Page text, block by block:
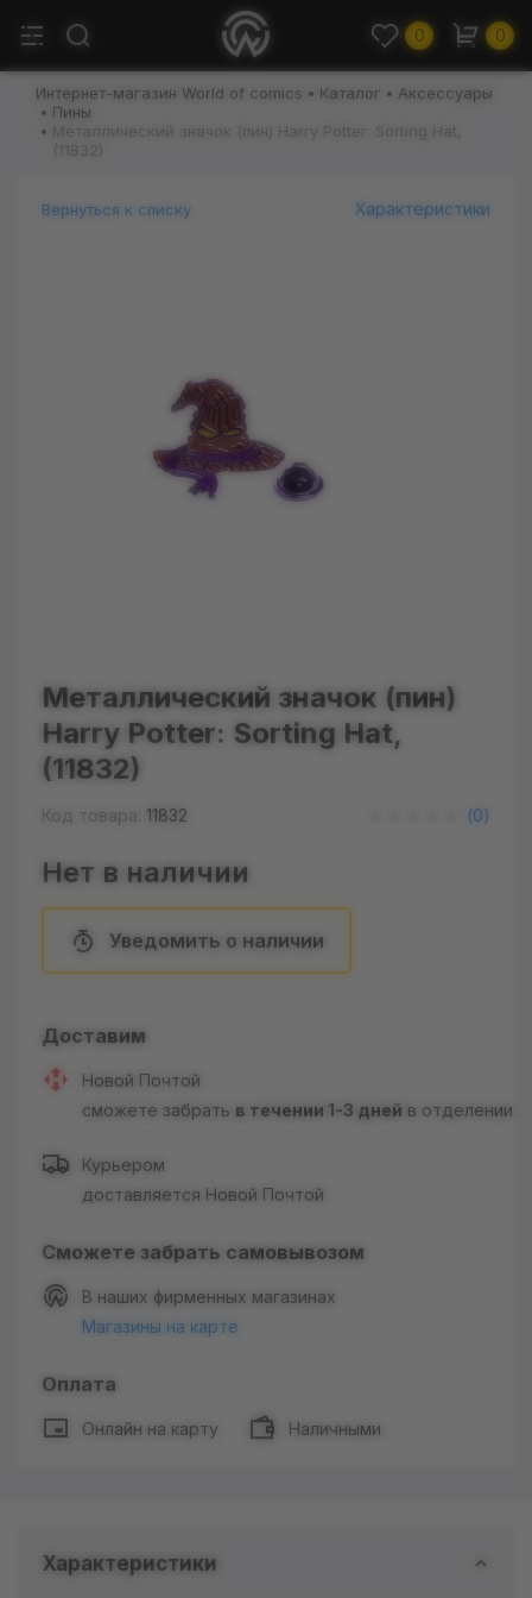
0 0
Интернет-магазин World of comics Каталог
Аксессуары
Пины
Металлический значок (пин) Harry Potter: Sorting Hat,
Вернуться к списку Характеристики
Металлический значок (пин)
Harry Potter: Sorting Hat,
(11832)
Код товара: 11832 (0)
Нет в наличии
Уведомить о наличии
Доставим
Новой Почтой
сможете забрать в течении 1-3 дней в отделении
Курьером
доставляется Новой Почтой
Сможете забрать самовывозом
В наших фирменных магазинах
Магазины на карте
Оплата
Онлайн на карту Наличными
Характеристики